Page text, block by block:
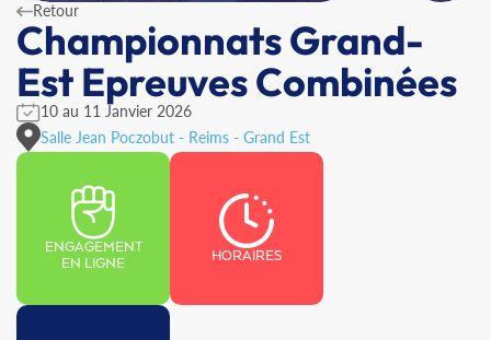
Retour
Championnats Grand-
Est Epreuves Combinées
10 au 11 Janvier 2026
Salle Jean Poczobut - Reims - Grand Est
ENGAGEMENT
EN LIGNE
HORAIRES